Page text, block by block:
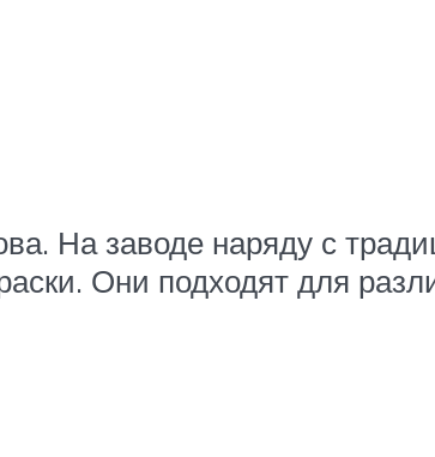
На заводе наряду с
Они подходят для